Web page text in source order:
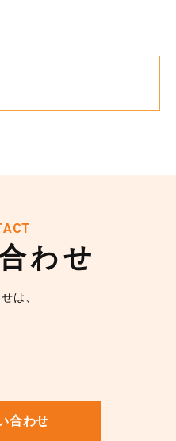
わせ
は、
合わせ